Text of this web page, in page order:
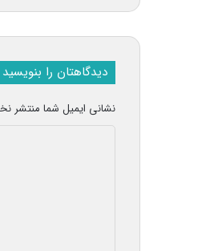
دیدگاهتان را بنویسید
نشانی ایمیل شما منتشر